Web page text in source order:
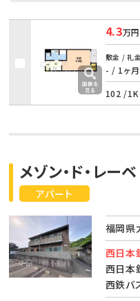
4.3万円
敷金 / 礼
- / 1ヶ月
102 /1K
アパート
メゾン・ド・レーベ
福岡県
西日本
西日本
西鉄バ